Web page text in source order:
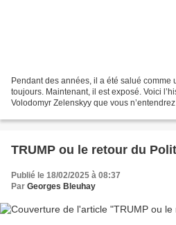
Pendant des années, il a été salué comme
toujours. Maintenant, il est exposé. Voici
Volodomyr Zelenskyy que vous
TRUMP ou le retour du
Publié le 18/02/2025 à 08:37
Par Georges Bleuhay